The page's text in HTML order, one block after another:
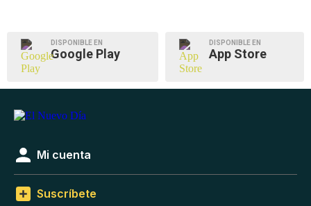
DISPONIBLE EN
Google Play
DISPONIBLE EN
App Store
Mi cuenta
Suscríbete